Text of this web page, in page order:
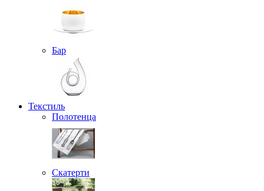
Бар
Текстиль
Полотенца
Скатерти